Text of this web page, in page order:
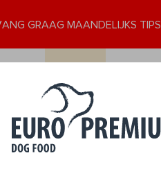
GRAAG MAANDELIJKS TIPS
DogBlog